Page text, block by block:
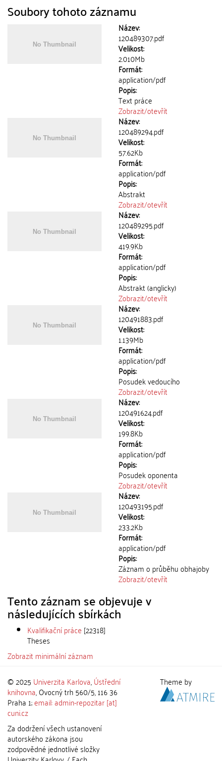
Soubory tohoto záznamu
Název:
120489307.pdf
Velikost:
2.010Mb
Formát:
application/pdf
Popis:
Text práce
Zobrazit/otevřít
Název:
120489294.pdf
Velikost:
57.62Kb
Formát:
application/pdf
Popis:
Abstrakt
Zobrazit/otevřít
Název:
120489295.pdf
Velikost:
419.9Kb
Formát:
application/pdf
Popis:
Abstrakt (anglicky)
Zobrazit/otevřít
Název:
120491883.pdf
Velikost:
1.139Mb
Formát:
application/pdf
Popis:
Posudek vedoucího
Zobrazit/otevřít
Název:
120491624.pdf
Velikost:
199.8Kb
Formát:
application/pdf
Popis:
Posudek oponenta
Zobrazit/otevřít
Název:
120493195.pdf
Velikost:
233.2Kb
Formát:
application/pdf
Popis:
Záznam o průběhu obhajoby
Zobrazit/otevřít
Tento záznam se objevuje v
následujících sbírkách
Kvalifikační práce [22318]
Theses
Zobrazit minimální záznam
© 2025 Univerzita Karlova,Ústřední
knihovna, Ovocný trh 560/5, 116 36
Praha 1;email: admin-repozitar [at]
cuni.cz
Za dodržení všech ustanovení
autorského zákona jsou
zodpovědné jednotlivé složky
Theme by